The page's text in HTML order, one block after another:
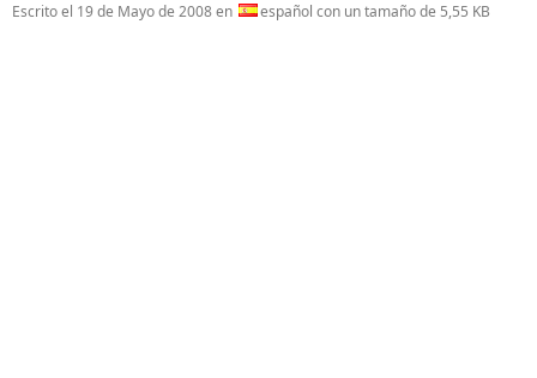
Escrito el 19 de Mayo de 2008en español con un tamaño de 5,55 KB